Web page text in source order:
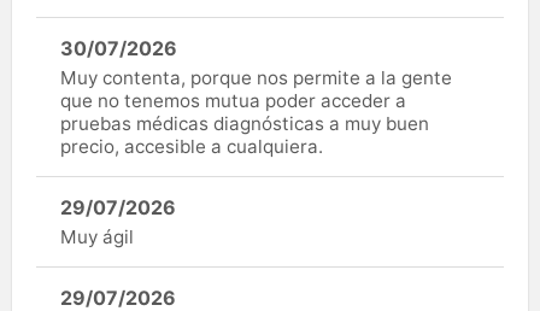
30/07/2026
Muy contenta, porque nos permite a la gente
que no tenemos mutua poder acceder a
pruebas médicas diagnósticas a muy buen
precio, accesible a cualquiera.
29/07/2026
Muy ágil
29/07/2026